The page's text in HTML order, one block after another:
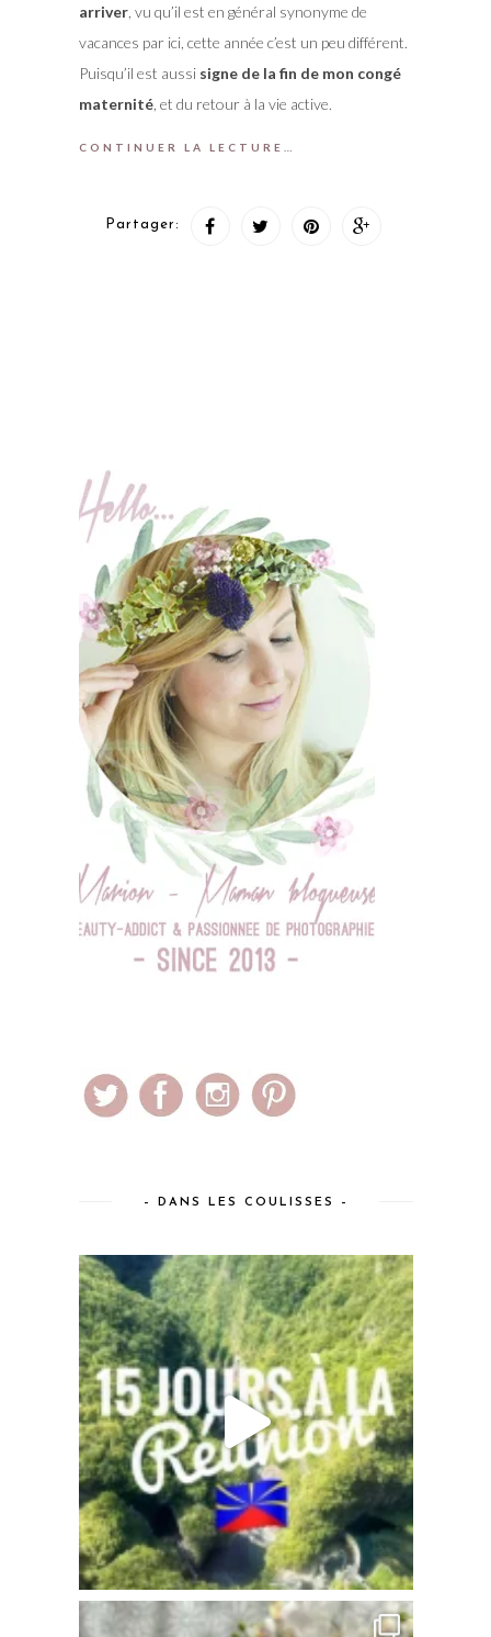
arriver, vu qu’il est en général synonyme de
vacances par ici, cette année c’est un peu différent.
Puisqu’il est aussi signe de la fin de mon congé
maternité, et du retour à la vie active.
CONTINUER LA LECTURE…
Partager:
– DANS LES COULISSES –